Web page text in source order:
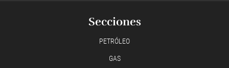
Secciones
PETRÓLEO
GAS